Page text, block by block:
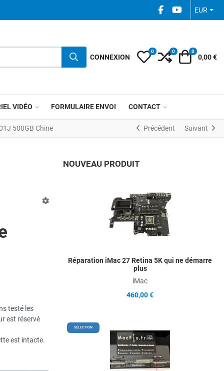
FACEBOOK
YOUTUBE
EUR
CONNEXION My Wishlist
0 Compare
0 Votre
0
0,00 €
VIDÉO FORMULAIRE ENVOI CONTACT
500GB Chine Précédent Suivant
testé les
est réservé
est intacte.
NOUVEAU PRODUIT
Réparation iMac 27 Retina 5K qui ne démarre
plus
iMac
460,00 €
SÉLECTION